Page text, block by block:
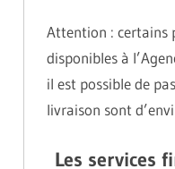
Attention : certains
disponibles à
il est possible de
livraison sont
Les services